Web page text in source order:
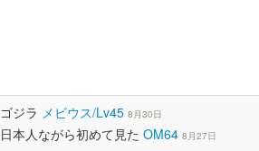
ゴジラ メビウス/Lv45 8月30日
日本人ながら初めて見た OM64 8月27日